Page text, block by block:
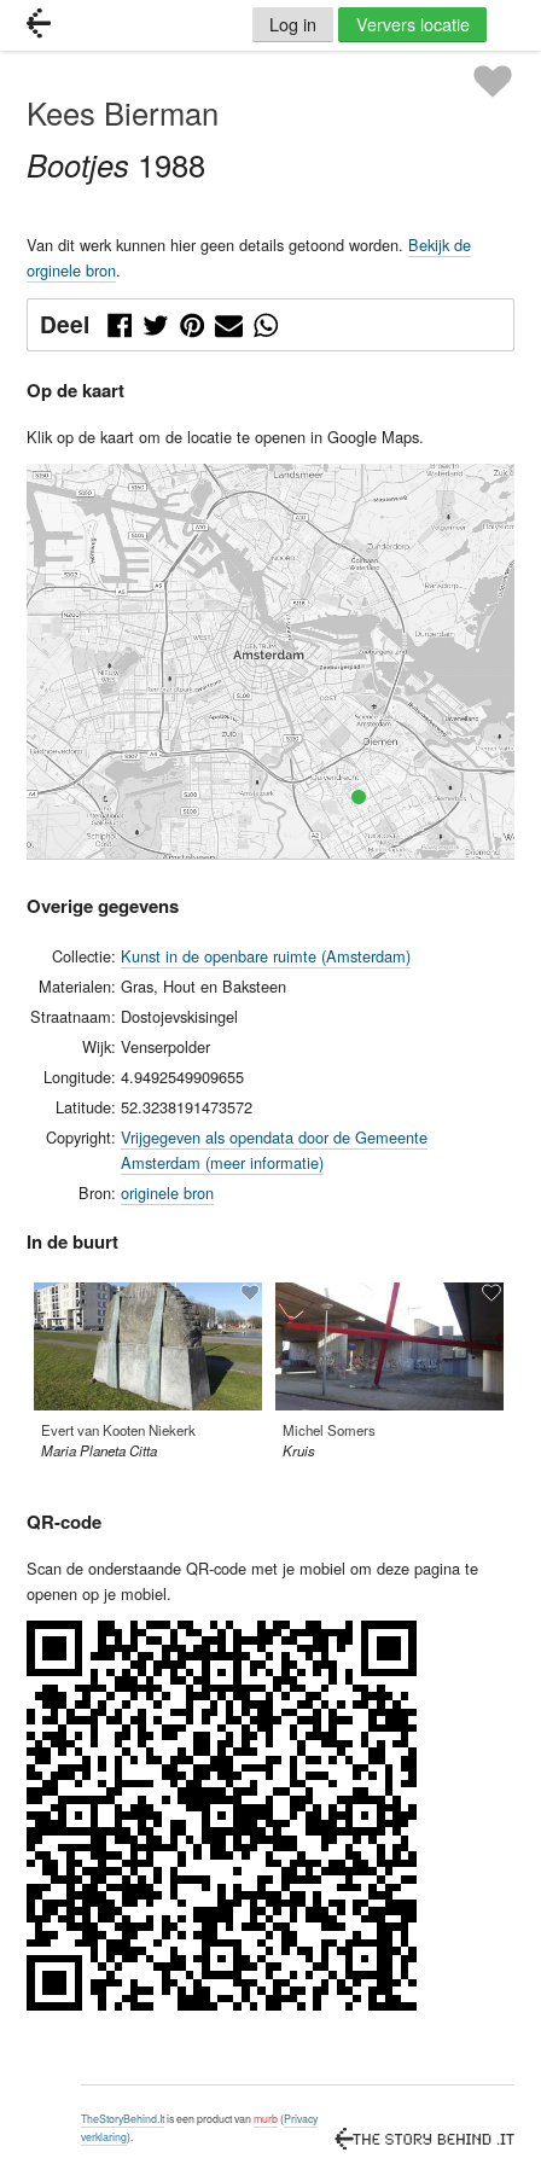
Log in Ververs locatie
Kees Bierman
Bootjes 1988
Van dit werk kunnen hier geen details getoond worden. Bekijk de
orginele bron.
Deel
Op de kaart
Klik op de kaart om de locatie te openen in Google Maps.
Overige gegevens
Collectie: Kunst in de openbare ruimte (Amsterdam)
Materialen: Gras, Hout en Baksteen
Straatnaam: Dostojevskisingel
Wijk: Venserpolder
Longitude: 4.9492549909655
Latitude: 52.3238191473572
Copyright: Vrijgegeven als opendata door de Gemeente
Amsterdam (meer informatie)
Bron: originele bron
In de buurt
Evert van Kooten Niekerk
Maria Planeta Citta
Michel Somers
Kruis
QR-code
Scan de onderstaande QR-code met je mobiel om deze pagina te
openen op je mobiel.
TheStoryBehind.Itis een product vanmurb(Privacy
verklaring).